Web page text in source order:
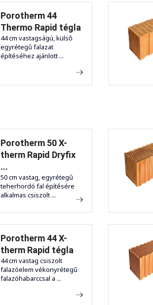
Porotherm 44
Thermo Rapid tégla
44 cm vastagságú, külső
egyrétegű falazat
építéséhez ajánlott ...
Porotherm 50 X-
therm Rapid Dryfix
...
50 cm vastag, egyrétegű
teherhordó fal építésére
alkalmas csiszolt ...
Porotherm 44 X-
therm Rapid tégla
44 cm vastag csiszolt
falazóelem vékonyrétegű
falazóhabarccsal a ...